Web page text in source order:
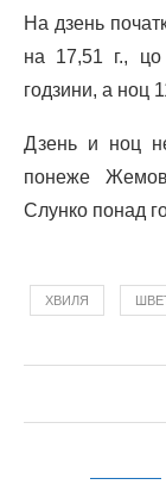
На дзень
на 17,51 г.,
годзини, а ноц
Дзень и ноц
понеже
Слунко понад
ХВИЛЯ